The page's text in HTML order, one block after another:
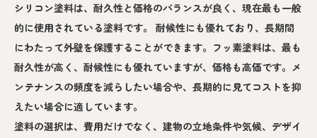
シリコン塗料は、耐久性と価格のバランスが良く、現在最も一般
的に使用されている塗料です。 耐候性にも優れており、長期間
にわたって外壁を保護することができます。フッ素塗料は、最も
耐久性が高く、耐候性にも優れていますが、価格も高価です。メ
ンテナンスの頻度を減らしたい場合や、長期的に見てコストを抑
えたい場合に適しています。
塗料の選択は、費用だけでなく、建物の立地条件や気候、デザイ